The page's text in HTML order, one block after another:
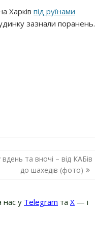
Харків під руїнами
зазнали поранень.
та вночі – від КАБів
до шахедів (фото)
нас у Telegram та Х — і